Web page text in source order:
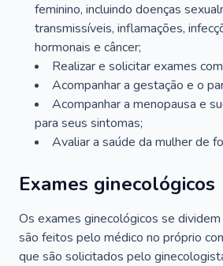
feminino, incluindo doenças
transmissíveis, inflamações,
hormonais e câncer;
Realizar e solicitar exames
Acompanhar a gestação e o
Acompanhar a menopausa e
para seus sintomas;
Avaliar a saúde da mulher de
Exames ginecológicos
Os exames ginecológicos se
são feitos pelo médico no próprio
que são solicitados pelo